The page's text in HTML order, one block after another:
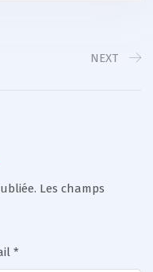
NEXT
Les champs
*